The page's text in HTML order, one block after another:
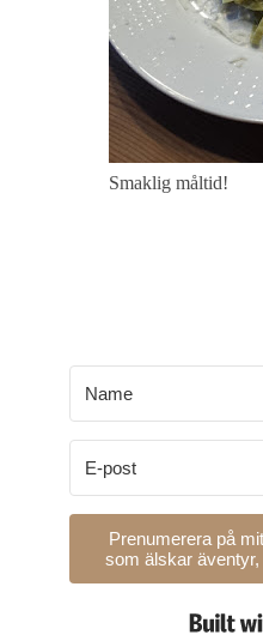
Smaklig måltid!
Prenumerera på
som älskar